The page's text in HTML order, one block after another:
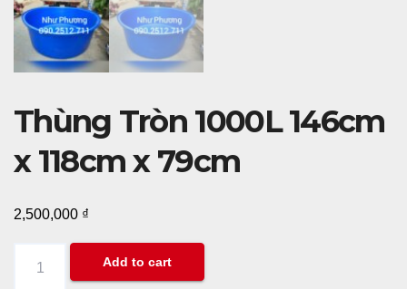
Thùng Tròn 1000L 146cm
x 118cm x 79cm
2,500,000 ₫
Add to cart